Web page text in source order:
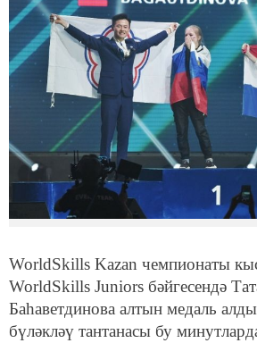
WorldSkills Kazan чемпионаты
WorldSkills Juniors бәйгесендә
Баһаветдинова алтын медаль
бүләкләү тантанасы бу